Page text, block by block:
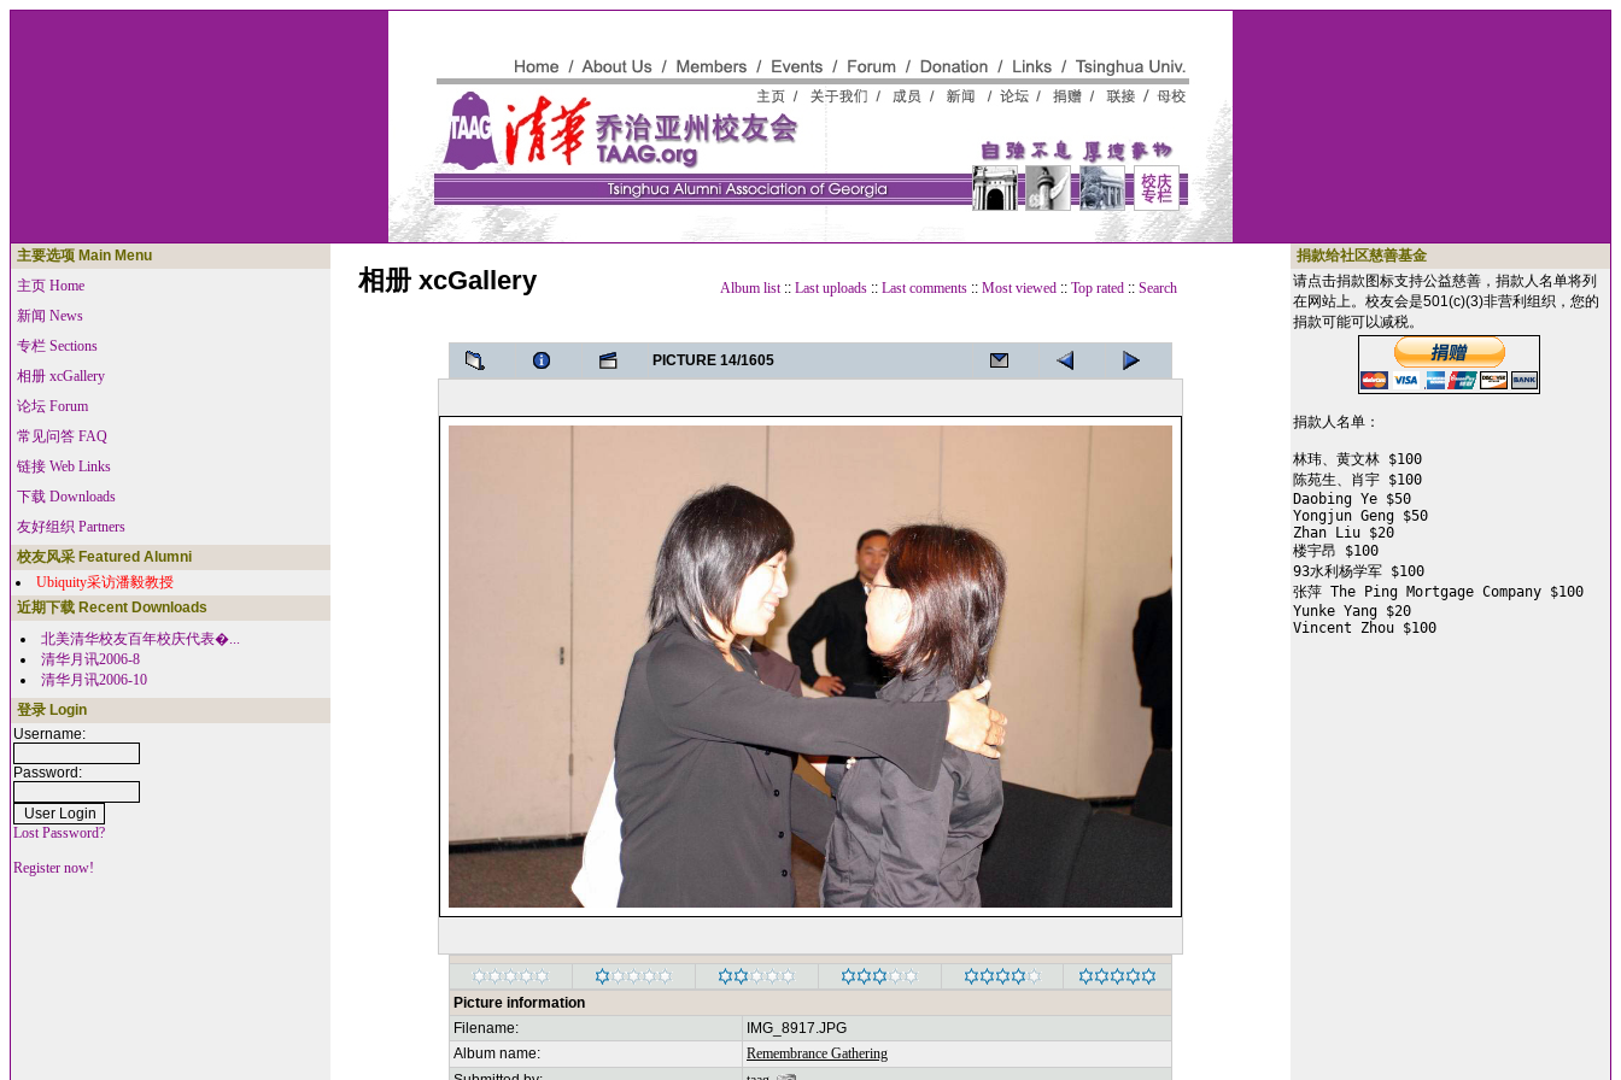
主要选项 Main Menu
主页 Home
新闻 News
专栏 Sections
相册 xcGallery
论坛 Forum
常见问答 FAQ
链接 Web Links
下载 Downloads
友好组织 Partners
校友风采 Featured Alumni
Ubiquity采访潘毅教授
近期下载 Recent Downloads
北美清华校友百年校庆代表�...
清华月讯2006-8
清华月讯2006-10
登录 Login
Username:
Password:
Lost Password?
Register now!
相册 xcGallery Album list:: Last uploads:: Last comments:: Most viewed:: Top rated:: Search
PICTURE 14/1605
Picture information
Filename:
IMG_8917.JPG
Album name:
Remembrance Gathering
捐款给社区慈善基金
请点击捐款图标支持公益慈善，捐款人名单将列
在网站上。校友会是501(c)(3)非营利组织，您的
捐款可能可以减税。
捐款人名单：
林玮、黄文林 $100
陈苑生、肖宇 $100
Daobing Ye $50
Yongjun Geng $50
Zhan Liu $20
楼宇昂 $100
93水利杨学军 $100
张萍 The Ping Mortgage Company $100
Yunke Yang $20
Vincent Zhou $100